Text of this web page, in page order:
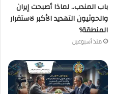
باب المندب.. لماذا أصبحت إيران
والحوثيون التهديد الأكبر لاستقرار
المنطقة؟
منذ أسبوعين